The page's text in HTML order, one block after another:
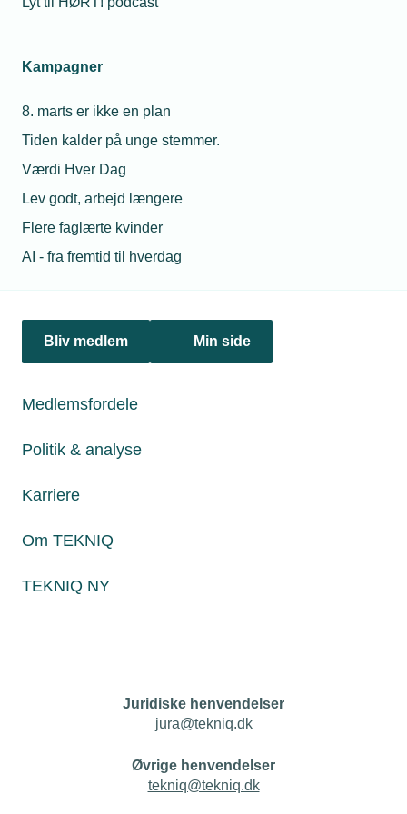
Kampagner
8. marts er ikke en plan
Tiden kalder på unge stemmer.
Værdi Hver Dag
Lev godt, arbejd længere
Flere faglærte kvinder
AI - fra fremtid til hverdag
Bliv medlem Min side
Medlemsfordele
Politik & analyse
Karriere
Om TEKNIQ
TEKNIQ NY
tilbage. Hør alt om mulighederne til Industrinetværkets
28. marts 2025
sprængt for at få det bedste. Målet er højere effektivitet og
attraktive omgivelser for de 70 medarbejdere – og for
Juridiske henvendelser
jura@tekniq.dk
Øvrige henvendelser
tekniq@tekniq.dk